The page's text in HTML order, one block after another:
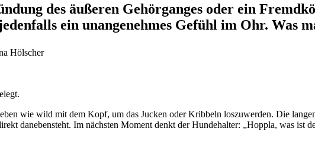
des äußeren Gehörganges oder ein
ein unangenehmes Gefühl im Ohr. Was
Hölscher
wie wild mit dem Kopf, um das Jucken oder Kribbeln loszuwerden. Die
danebensteht. Im nächsten Moment denkt der Hundehalter: „Hoppla, was ist